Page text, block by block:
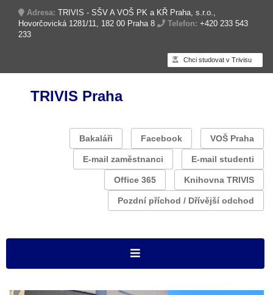
Adresa: TRIVIS - SŠV A VOŠ PK a KŘ Praha, s.r.o.,
Hovorčovická 1281/11, 182 00 Praha 8
Telefon: +420 233 543
233
Chci studovat v Trivisu
TRIVIS Praha
Bakaláři Facebook VOŠ Praha
E-mail zaměstnanci E-mail studenti
Office 365 Knihovna TRIVIS
Pozdní příchod / Dřívější odchod